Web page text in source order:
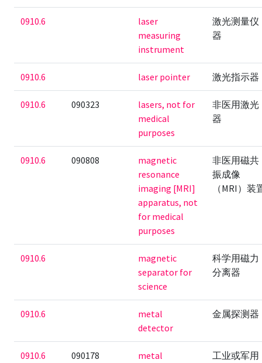
0910.6
laser
measuring
instrument
激光测量仪
器
0910.6 laser pointer 激光指示器
0910.6 090323
lasers, not for
medical
purposes
非医用激光
器
0910.6 090808
magnetic
resonance
imaging [MRI]
apparatus, not
for medical
purposes
非医用磁共
振成像
（MRI）装
0910.6
magnetic
separator for
science
科学用磁力
分离器
0910.6
metal
detector
金属探测器
0910.6 090178
metal
工业或军用